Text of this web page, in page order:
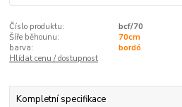
Číslo produktu:
bcf/70
Šíře běhounu:
70cm
barva:
bordó
Hlídat cenu / dostupnost
Kompletní specifikace